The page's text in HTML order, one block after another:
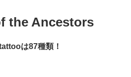
the Ancestors
は87種類！